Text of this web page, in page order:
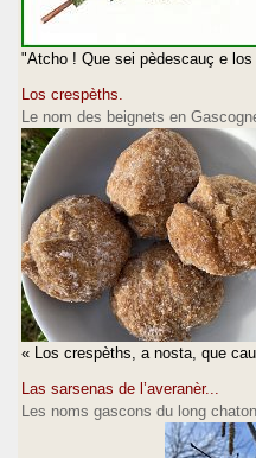
"Atcho ! Que sei pèdescauç e
Los crespèths.
Le nom des beignets en
« Los crespèths, a nosta, que
Las sarsenas de l’averanèr...
Les noms gascons du long